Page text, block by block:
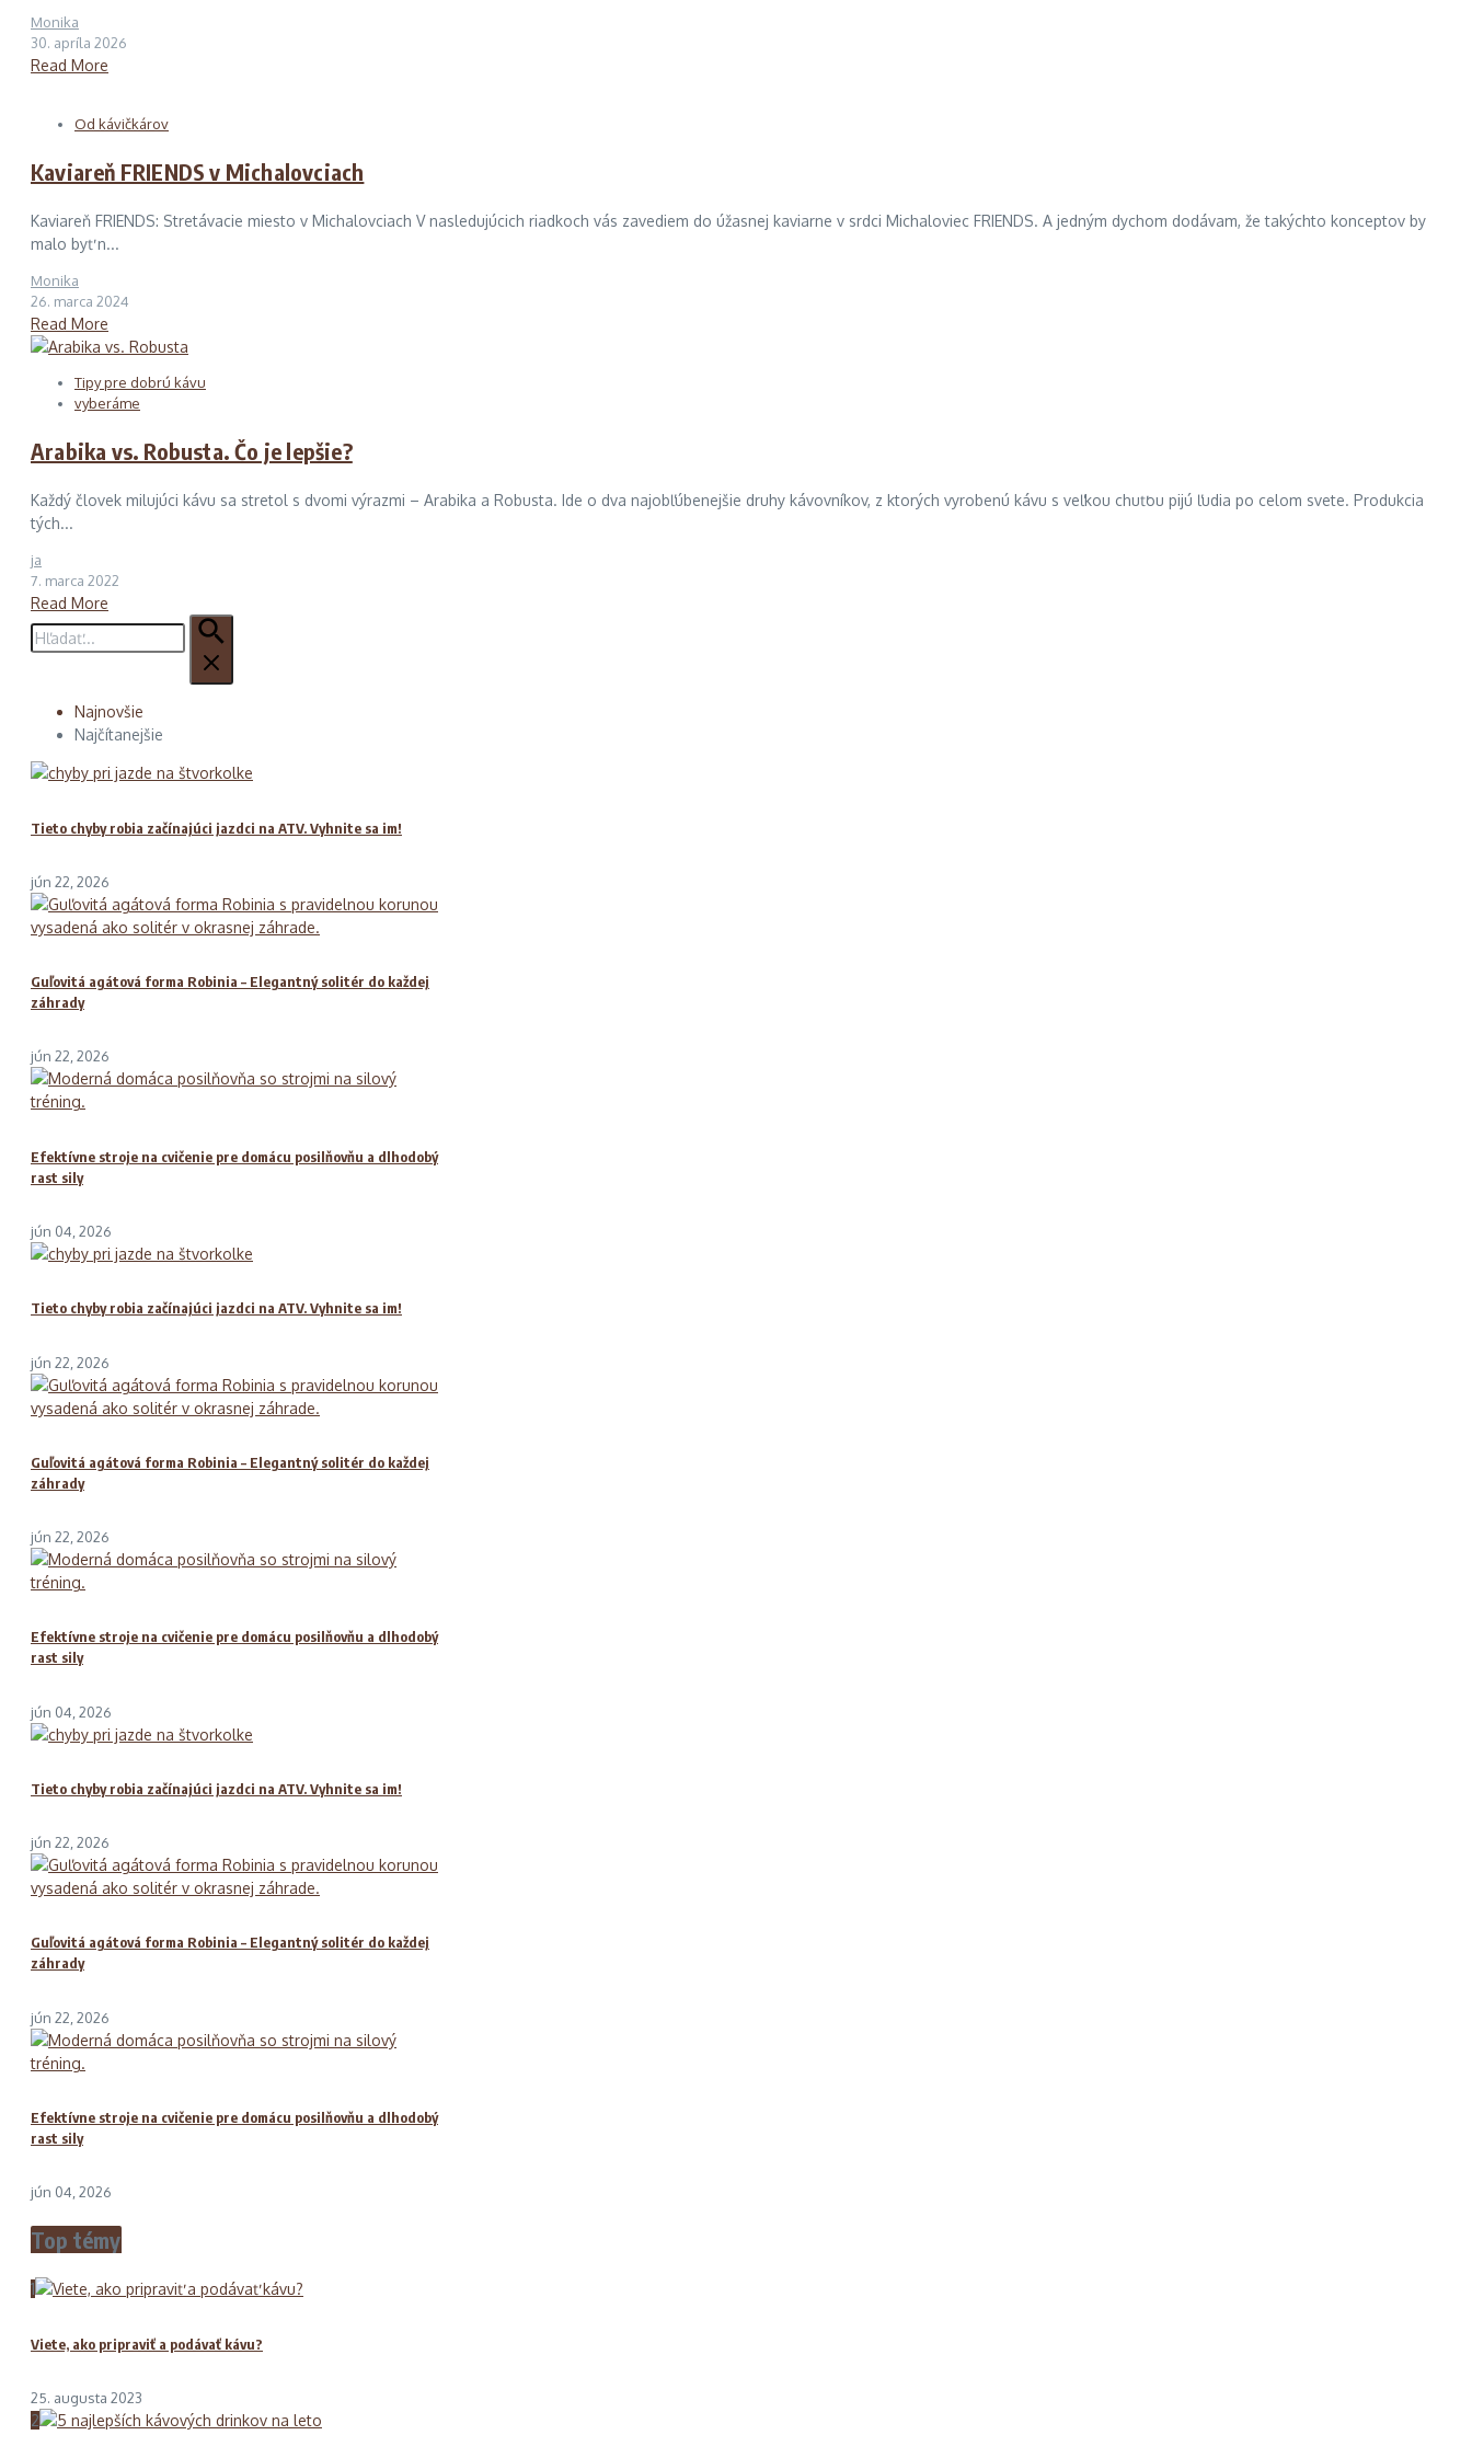
Monika
30. apríla 2026
Read More
Od kávičkárov
Kaviareň FRIENDS v Michalovciach
Kaviareň FRIENDS: Stretávacie miesto v Michalovciach V nasledujúcich riadkoch vás zavediem do úžasnej kaviarne v srdci Michaloviec FRIENDS. A jedným dychom dodávam, že takýchto konceptov by
malo byť n...
Monika
26. marca 2024
Read More
Tipy pre dobrú kávu
vyberáme
Arabika vs. Robusta. Čo je lepšie?
Každý človek milujúci kávu sa stretol s dvomi výrazmi – Arabika a Robusta. Ide o dva najobľúbenejšie druhy kávovníkov, z ktorých vyrobenú kávu s veľkou chuťou pijú ľudia po celom svete. Produkcia
tých...
ja
7. marca 2022
Read More
Hľadať:
Najnovšie
Najčítanejšie
Tieto chyby robia začínajúci jazdci na ATV. Vyhnite sa im!
jún 22, 2026
Guľovitá agátová forma Robinia – Elegantný solitér do každej
záhrady
jún 22, 2026
Efektívne stroje na cvičenie pre domácu posilňovňu a dlhodobý
rast sily
jún 04, 2026
Tieto chyby robia začínajúci jazdci na ATV. Vyhnite sa im!
jún 22, 2026
Guľovitá agátová forma Robinia – Elegantný solitér do každej
záhrady
jún 22, 2026
Efektívne stroje na cvičenie pre domácu posilňovňu a dlhodobý
rast sily
jún 04, 2026
Tieto chyby robia začínajúci jazdci na ATV. Vyhnite sa im!
jún 22, 2026
Guľovitá agátová forma Robinia – Elegantný solitér do každej
záhrady
jún 22, 2026
Efektívne stroje na cvičenie pre domácu posilňovňu a dlhodobý
rast sily
jún 04, 2026
Top témy
1
Viete, ako pripraviť a podávať kávu?
25. augusta 2023
2